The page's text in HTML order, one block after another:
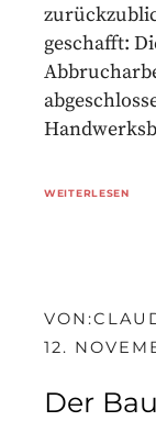
geschafft:
WEITERLESEN
VON:
12.
Der